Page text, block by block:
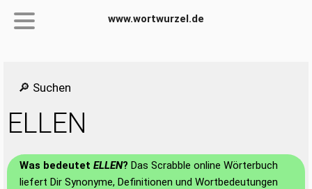
www.wortwurzel.de
🔎 Suchen
ELLEN
Was bedeutet ELLEN? Das Scrabble online Wörterbuch
liefert Dir Synonyme, Definitionen und Wortbedeutungen